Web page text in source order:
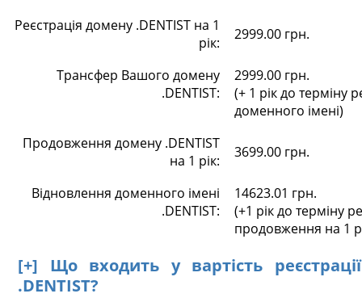
Реєстрація домену .DENTIST на 1
рік:
2999.00 грн.
Трансфер Вашого домену
.DENTIST:
2999.00 грн.
(+ 1 рік до терміну
доменного імені)
Продовження домену .DENTIST
на 1 рік:
3699.00 грн.
Відновлення доменного імені
.DENTIST:
14623.01 грн.
(+1 рік до терміну
продовження на 1
[+] Що входить у вартість
.DENTIST?